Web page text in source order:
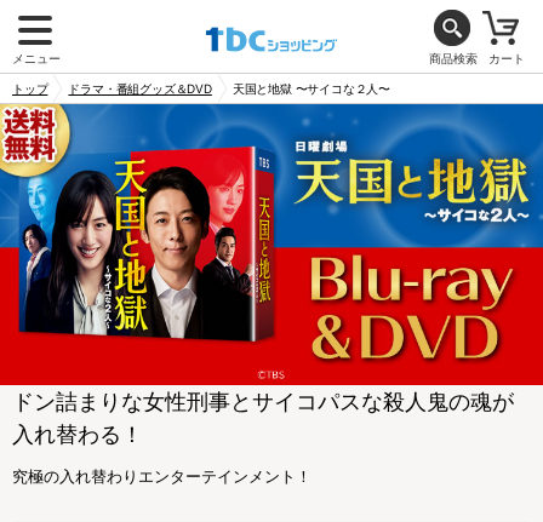
メニュー 商品検索 カート
トップ ドラマ・番組グッズ＆DVD 天国と地獄 〜サイコな２人〜
ドン詰まりな女性刑事とサイコパスな殺人鬼の魂が
入れ替わる！
究極の入れ替わりエンターテインメント！